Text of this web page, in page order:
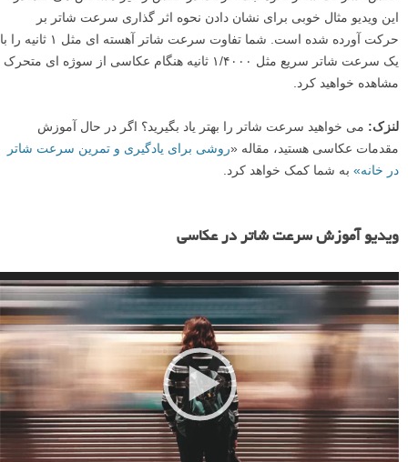
این ویدیو مثال خوبی برای نشان دادن نحوه اثر گذاری سرعت شاتر بر
حرکت آورده شده است. شما تفاوت سرعت شاتر آهسته ای مثل ۱ ثانیه را با
یک سرعت شاتر سریع مثل ۱/۴۰۰۰ ثانیه هنگام عکاسی از سوژه ای متحرک
مشاهده خواهید کرد.
لنزک: می خواهید سرعت شاتر را بهتر یاد بگیرید؟ اگر در حال آموزش
مقدمات عکاسی هستید، مقاله «روشی برای یادگیری و تمرین سرعت شاتر
در خانه» به شما کمک خواهد کرد.
ویدیو آموزش سرعت شاتر در عکاسی
ی
ش
گ
و
ی
د
ی
و